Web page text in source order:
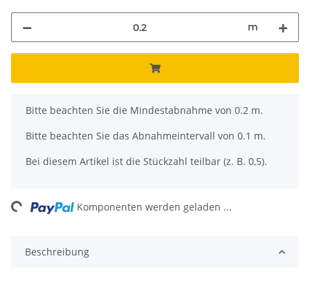
m
x
Bitte beachten Sie die Mindestabnahme von 0.2 m.
Bitte beachten Sie das Abnahmeintervall von 0.1 m.
Bei diesem Artikel ist die Stückzahl teilbar (z. B. 0,5).
Komponenten werden geladen ...
Beschreibung